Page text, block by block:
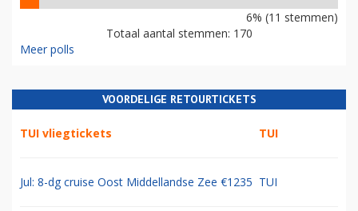
6% (11 stemmen)
Totaal aantal stemmen: 170
Meer polls
VOORDELIGE RETOURTICKETS
TUI vliegtickets TUI
Jul: 8-dg cruise Oost Middellandse Zee €1235 TUI